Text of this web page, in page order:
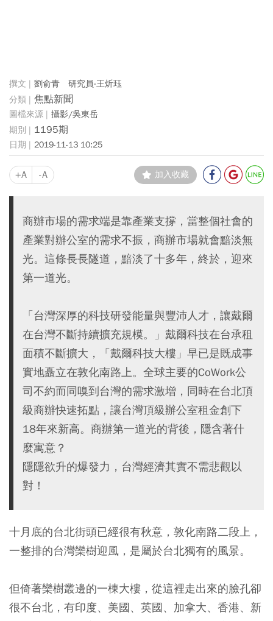
劉俞青 研究員‧王炘珏
焦點新聞
攝影/吳東岳
1195期
2019-11-13 10:25
+A -A 加入收藏
商辦市場的需求端是靠產業支撐，當整個社會的
產業對辦公室的需求不振，商辦市場就會黯淡無
光。這條長長隧道，黯淡了十多年，終於，迎來
第一道光。
「台灣深厚的科技研發能量與豐沛人才，讓戴爾
在台灣不斷持續擴充規模。」戴爾科技在台承租
面積不斷擴大，「戴爾科技大樓」早已是既成事
實地矗立在敦化南路上。全球主要的CoWork公
司不約而同嗅到台灣的需求激增，同時在台北頂
級商辦快速拓點，讓台灣頂級辦公室租金創下
18年來新高。商辦第一道光的背後，隱含著什
麼寓意？
隱隱欲升的爆發力，台灣經濟其實不需悲觀以
對！
十月底的台北街頭已經很有秋意，敦化南路二段上，
一整排的台灣欒樹迎風，是屬於台北獨有的風景。
但倚著欒樹叢邊的一棟大樓，從這裡走出來的臉孔卻
很不台北，有印度、美國、英國、加拿大、香港、新